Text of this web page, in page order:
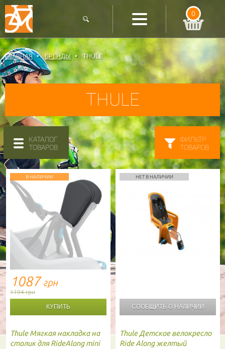
0
ГЛАВНАЯ БРЕНДЫ THULE
THULE
КАТАЛОГ
ТОВАРОВ
ФИЛЬТР
ТОВАРОВ
В НАЛИЧИИ
1087грн
1194 грн
Thule Мягкая накладка на
столик для RideAlong mini
НЕТ В НАЛИЧИИ
СООБЩИТЬ О НАЛИЧИИ
Thule Детское велокресло
Ride Along желтый